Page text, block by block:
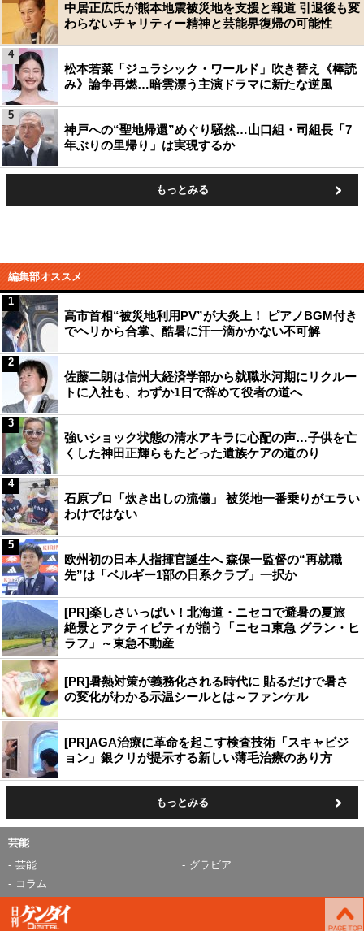
中居正広氏が熊本地震被災地を支援と報道 引退後も変
わらないチャリティー精神と芸能界復帰の可能性
松本若菜「ジュラシック・ワールド」吹き替え《棒読
み》論争再燃…暗雲漂う主演ドラマに新たな逆風
4
神戸への“聖地帰還”めぐり騒然…山口組・司組長「7
年ぶりの里帰り」は実現するか
5
もっとみる
編集部オススメ
高市首相“被災地利用PV”が大炎上！ ピアノBGM付き
でヘリから合掌、酷暑に汗一滴かかない不可解
1
佐藤二朗は信州大経済学部から就職氷河期にリクルー
トに入社も、わずか1日で辞めて役者の道へ
2
強いショック状態の清水アキラに心配の声…子供を亡
くした神田正輝らもたどった遺族ケアの道のり
3
石原プロ「炊き出しの流儀」 被災地一番乗りがエラい
わけではない
4
欧州初の日本人指揮官誕生へ 森保一監督の“再就職
先”は「ベルギー1部の日系クラブ」一択か
5
[PR]楽しさいっぱい！北海道・ニセコで避暑の夏旅
絶景とアクティビティが揃う「ニセコ東急 グラン・ヒ
ラフ」～東急不動産
[PR]暑熱対策が義務化される時代に 貼るだけで暑さ
の変化がわかる示温シールとは～ファンケル
[PR]AGA治療に革命を起こす検査技術「スキャビジ
ョン」銀クリが提示する新しい薄毛治療のあり方
もっとみる
芸能
芸能
グラビア
コラム